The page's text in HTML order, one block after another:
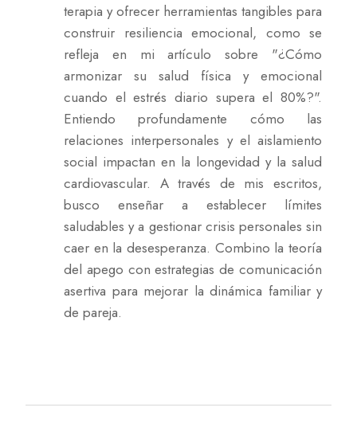
terapia y ofrecer herramientas tangibles para
construir resiliencia emocional, como se
refleja en mi artículo sobre "¿Cómo
armonizar su salud física y emocional
cuando el estrés diario supera el 80%?".
Entiendo profundamente cómo las
relaciones interpersonales y el aislamiento
social impactan en la longevidad y la salud
cardiovascular. A través de mis escritos,
busco enseñar a establecer límites
saludables y a gestionar crisis personales sin
caer en la desesperanza. Combino la teoría
del apego con estrategias de comunicación
asertiva para mejorar la dinámica familiar y
de pareja.